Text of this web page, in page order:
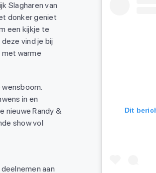
Slagharen van
donker geniet
een kijkje te
vind je bij
met warme
in en
nieuwe Randy &
show vol
aan
Dit